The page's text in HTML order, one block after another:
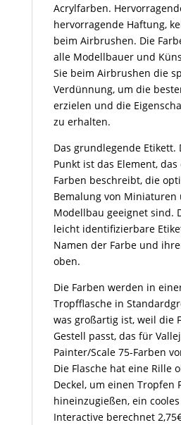
Acrylfarben.
hervorragende Haftung,
beim Airbrushen. Die
alle Modellbauer und
Sie beim Airbrushen die
Verdünnung, um die
erzielen und die
zu erhalten.
Das grundlegende Etikett.
Punkt ist das Element, das
Farben beschreibt, die
Bemalung von Miniaturen
Modellbau geeignet sind.
leicht identifizierbare
Namen der Farbe und
oben.
Die Farben werden in
Tropfflasche in
was großartig ist, weil die
Gestell passt, das für
Painter/Scale 75-Farben
Die Flasche hat eine Rille
Deckel, um einen Tropfen
hineinzugießen, ein
Interactive berechnet